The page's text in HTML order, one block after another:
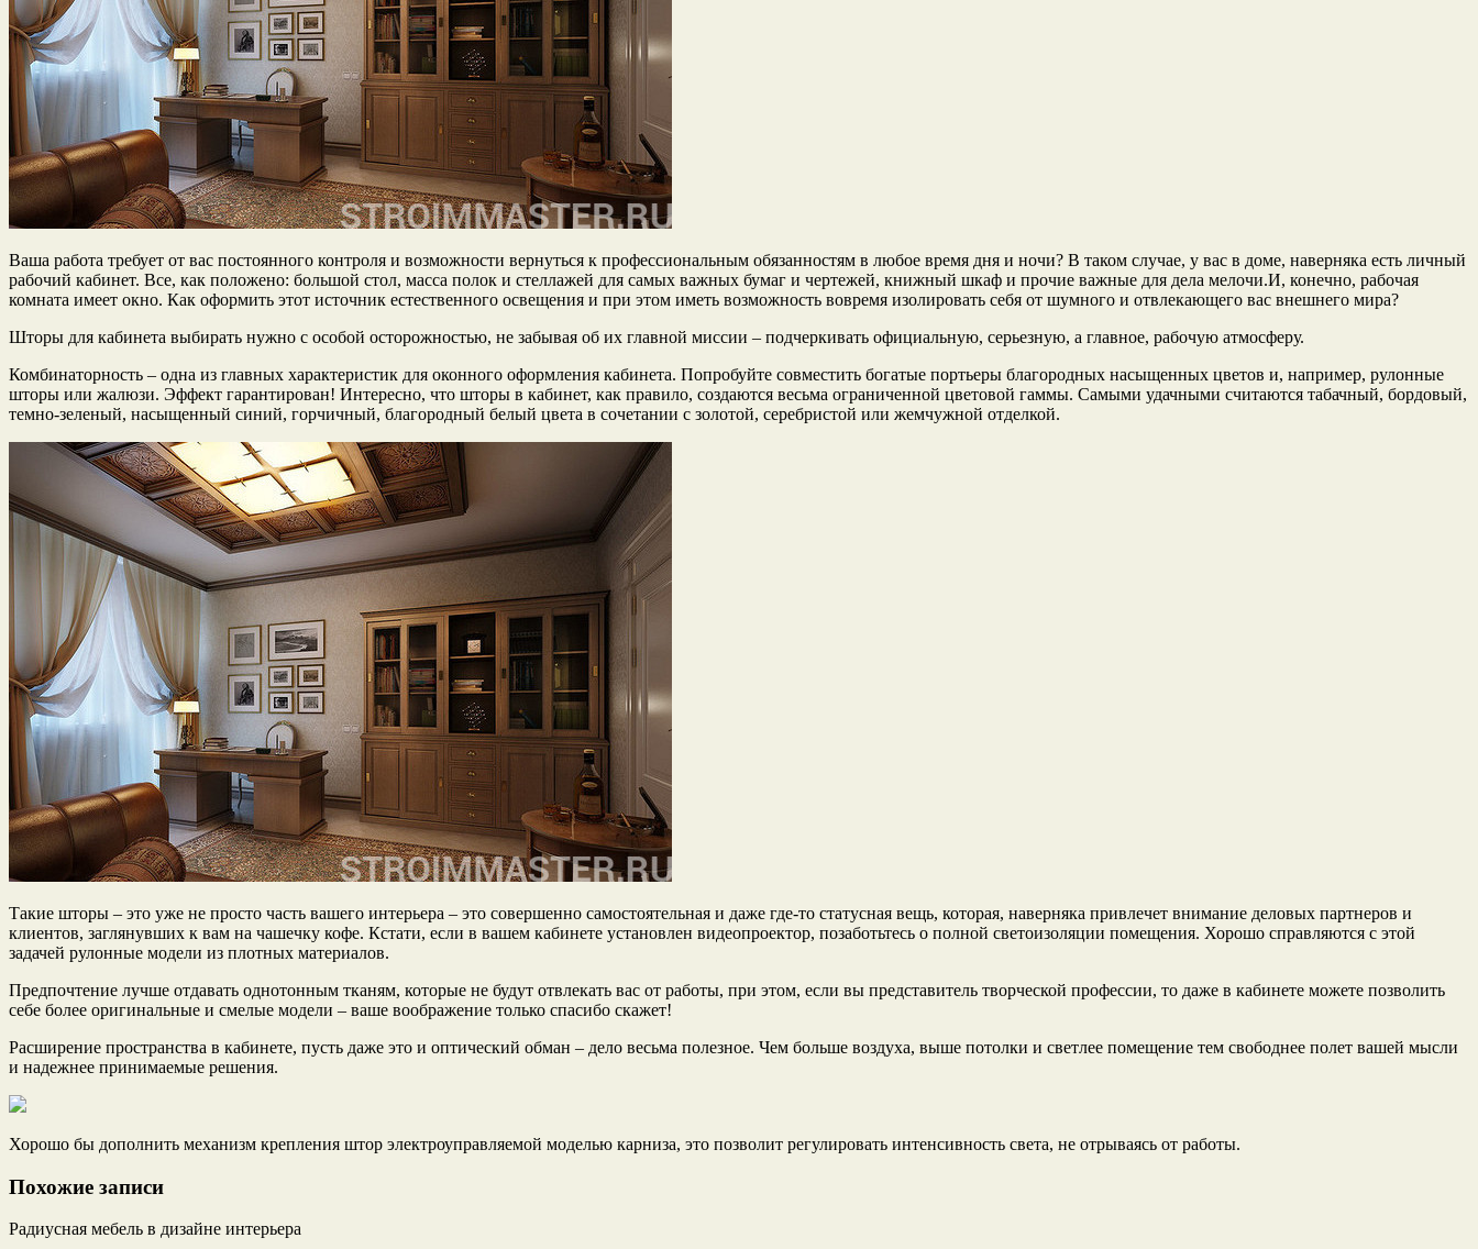
Ваша работа требует от вас постоянного контроля и возможности вернуться к профессиональным обязанностям в любое время дня и ночи? В таком случае, у вас в доме, наверняка есть личный
рабочий кабинет. Все, как положено: большой стол, масса полок и стеллажей для самых важных бумаг и чертежей, книжный шкаф и прочие важные для дела мелочи.И, конечно, рабочая
комната имеет окно. Как оформить этот источник естественного освещения и при этом иметь возможность вовремя изолировать себя от шумного и отвлекающего вас внешнего мира?
Шторы для кабинета выбирать нужно с особой осторожностью, не забывая об их главной миссии – подчеркивать официальную, серьезную, а главное, рабочую атмосферу.
Комбинаторность – одна из главных характеристик для оконного оформления кабинета. Попробуйте совместить богатые портьеры благородных насыщенных цветов и, например, рулонные
шторы или жалюзи. Эффект гарантирован! Интересно, что шторы в кабинет, как правило, создаются весьма ограниченной цветовой гаммы. Самыми удачными считаются табачный, бордовый,
темно-зеленый, насыщенный синий, горчичный, благородный белый цвета в сочетании с золотой, серебристой или жемчужной отделкой.
Такие шторы – это уже не просто часть вашего интерьера – это совершенно самостоятельная и даже где-то статусная вещь, которая, наверняка привлечет внимание деловых партнеров и
клиентов, заглянувших к вам на чашечку кофе. Кстати, если в вашем кабинете установлен видеопроектор, позаботьтесь о полной светоизоляции помещения. Хорошо справляются с этой
задачей рулонные модели из плотных материалов.
Предпочтение лучше отдавать однотонным тканям, которые не будут отвлекать вас от работы, при этом, если вы представитель творческой профессии, то даже в кабинете можете позволить
себе более оригинальные и смелые модели – ваше воображение только спасибо скажет!
Расширение пространства в кабинете, пусть даже это и оптический обман – дело весьма полезное. Чем больше воздуха, выше потолки и светлее помещение тем свободнее полет вашей мысли
и надежнее принимаемые решения.
Хорошо бы дополнить механизм крепления штор электроуправляемой моделью карниза, это позволит регулировать интенсивность света, не отрываясь от работы.
Похожие записи
Радиусная мебель в дизайне интерьера